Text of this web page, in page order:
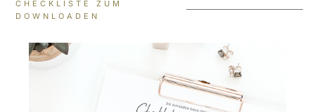
CHECKLISTE ZUM
DOWNLOADEN